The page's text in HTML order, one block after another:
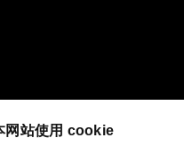
网站使用 cookie